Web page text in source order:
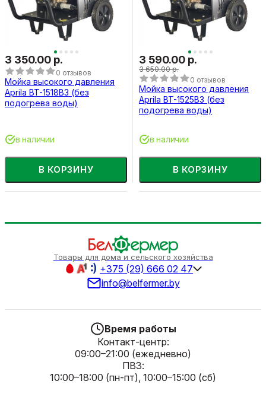
3 350.00 р.
0 отзывов
Мойка высокого давления
Aprila BT-1518B3 (без
подогрева воды)
В КОРЗИНУ
в наличии
3 590.00 р.
3 650.00 р.
0 отзывов
Мойка высокого давления
Aprila BT-1525B3 (без
подогрева воды)
В КОРЗИНУ
в наличии
Товары для дома и сельского хозяйства
+375 (29) 666 02 47
info@belfermer.by
Время работы
Контакт-центр:
09:00–21:00 (ежедневно)
ПВЗ:
10:00–18:00 (пн-пт), 10:00–15:00 (сб)